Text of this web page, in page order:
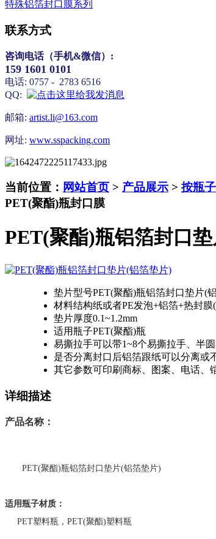
特殊铝箔封口膜系列
联系方式
咨询电话（手机&微信） :
159 1601 0101
电话: 0757 - 2783 6516
QQ:
邮箱: artist.li@163.com
网址: www.sspacking.com
当前位置： 网站首页 > 产品展示 > 按瓶
PET(聚酯)瓶封口膜
PET(聚酯)瓶铝箔封口
垫片型号PET(聚酯)瓶铝箔封口垫片(
材料结构纸或者PE发泡+铝箔+热封膜
垫片厚度0.1~1.2mm
适用瓶子PET(聚酯)瓶
易撕拉手可以带1~8个易撕拉手、半
是否分离封口后铝箔跟纸可以分离或
其它参数可印刷商标、图案、电话、
详细描述
产品名称：
PET(聚酯)瓶铝箔封口垫片(铝箔垫片)
适用瓶子材质：
PET塑料瓶， PET(聚酯)塑料瓶